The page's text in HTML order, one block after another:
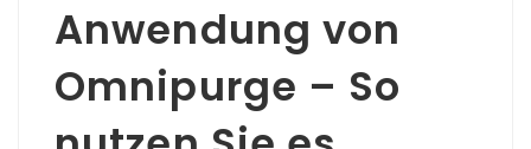
Anwendung von
Omnipurge – So